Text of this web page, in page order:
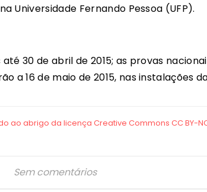
Universidade Fernando Pessoa (UFP).
30 de abril de 2015; as provas
a 16 de maio de 2015, nas instalações
Sem comentários